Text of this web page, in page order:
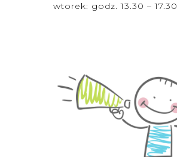
wtorek: godz. 13.30 – 17.30